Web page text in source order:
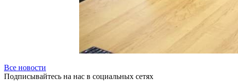
Все новости
Подписывайтесь на нас в социальных сетях